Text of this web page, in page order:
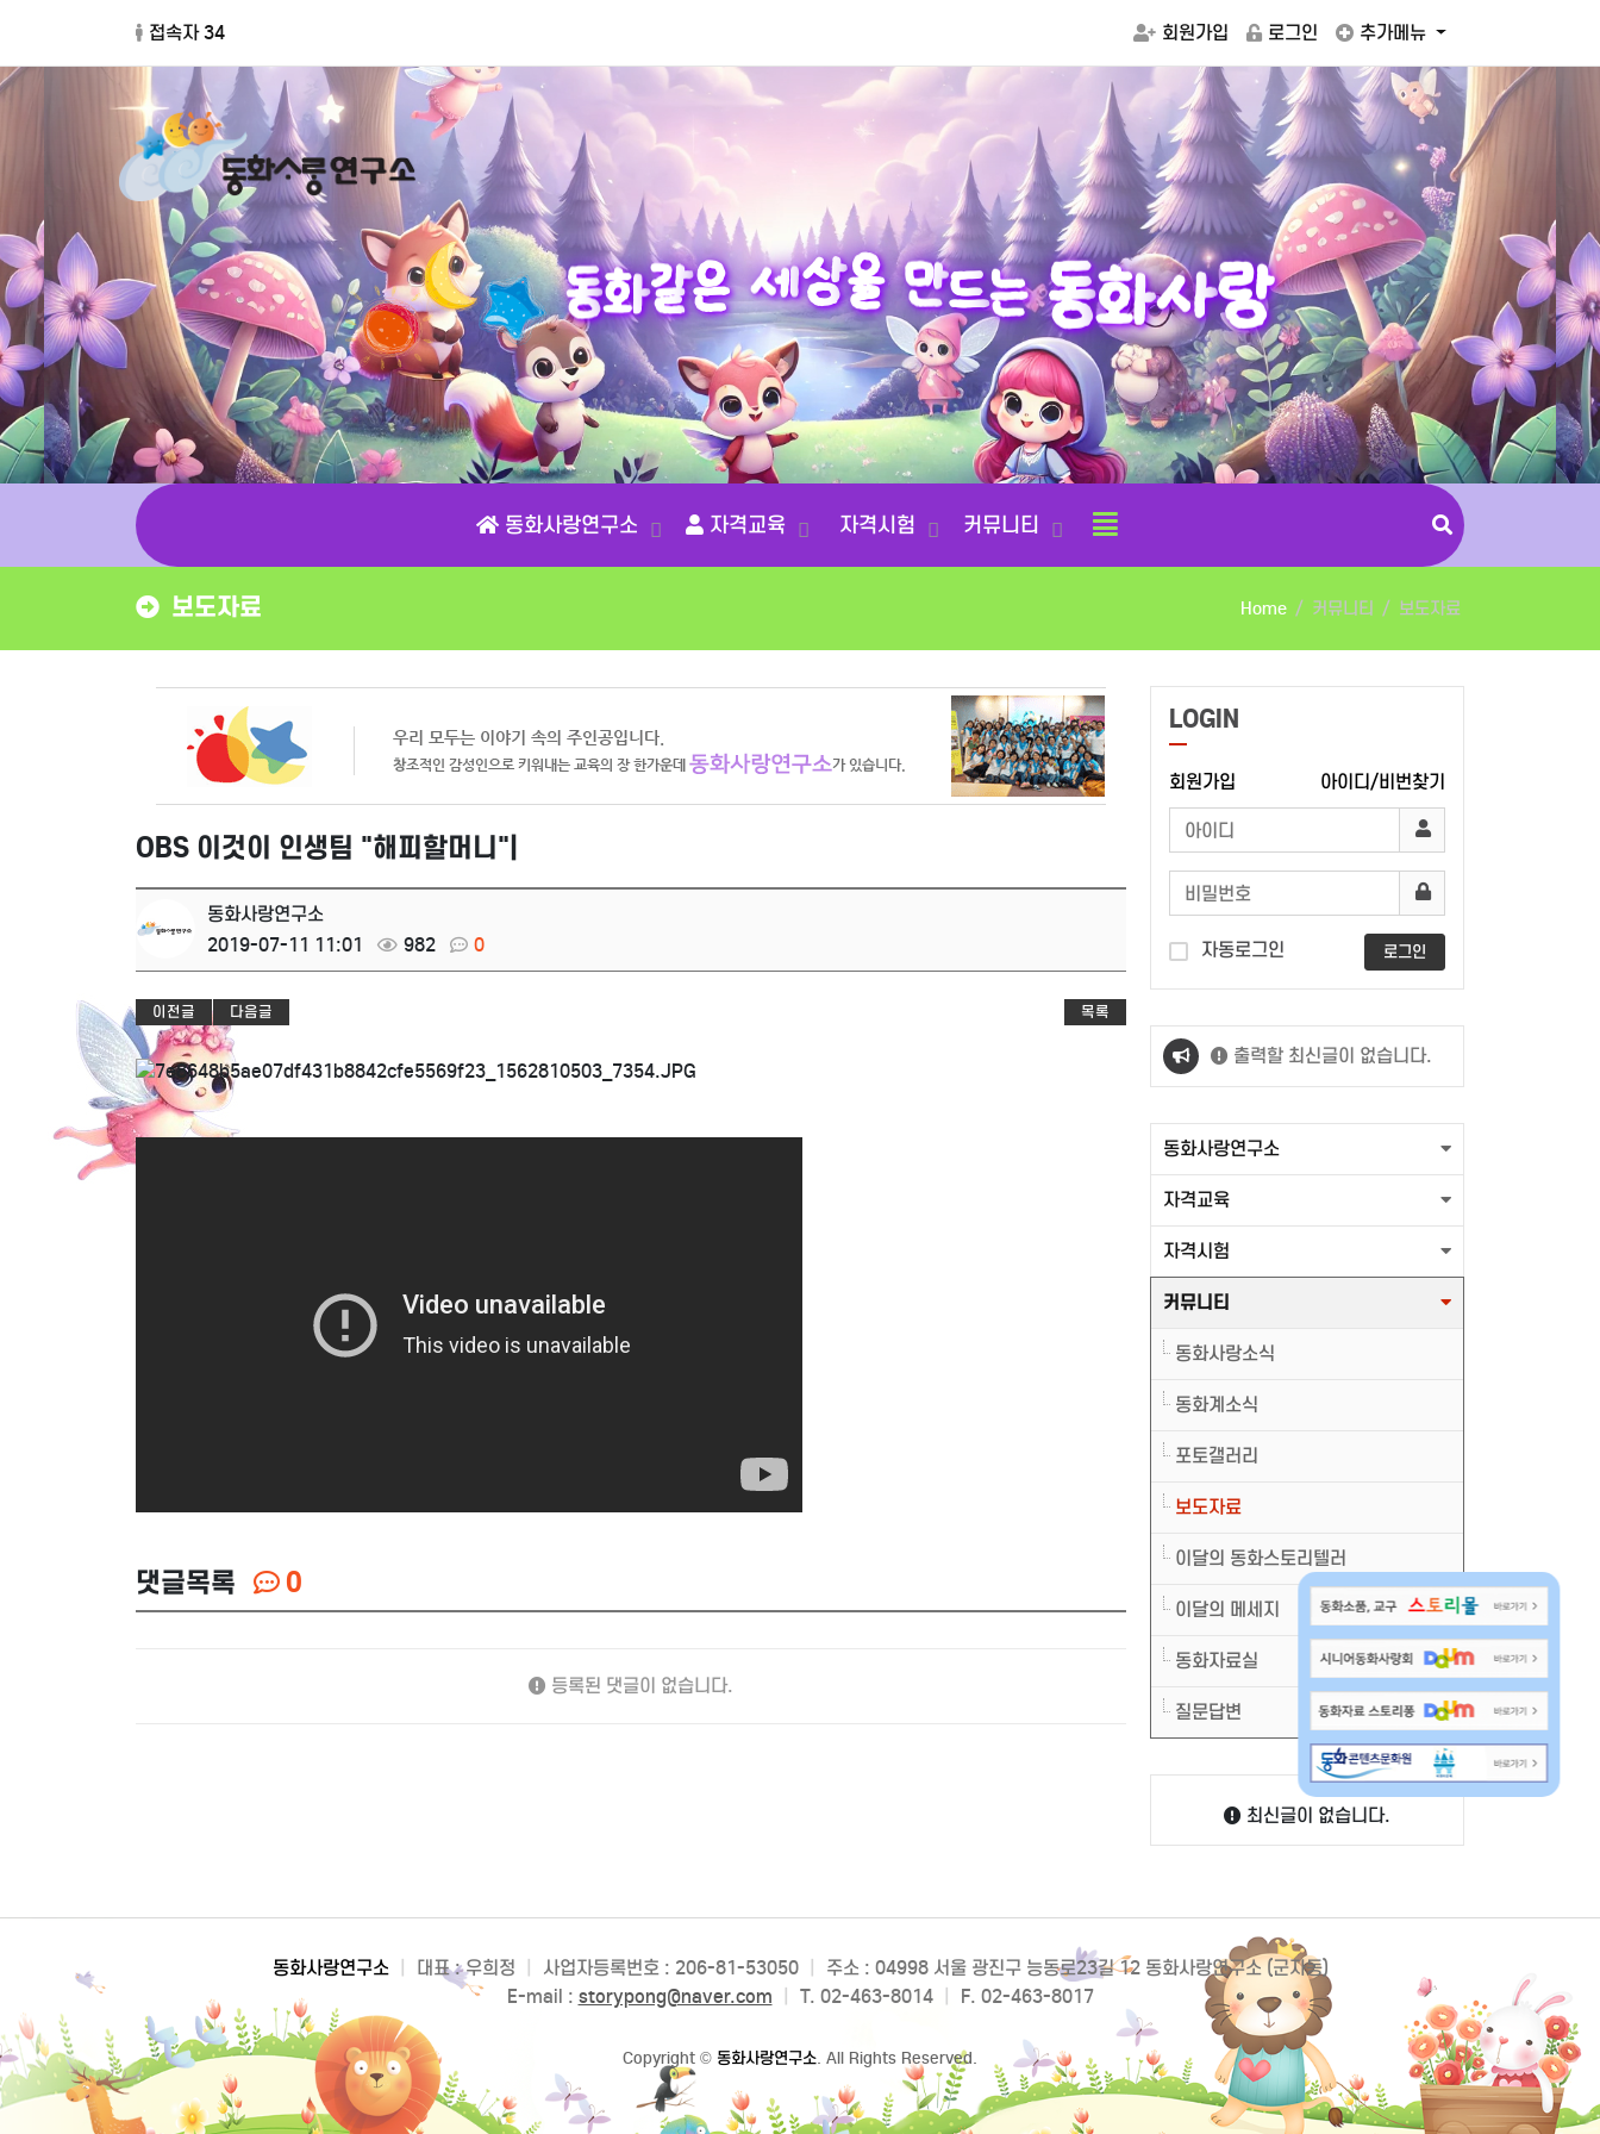
접속자 34 회원가입 로그인 추가메뉴
동화같은 세상을 만드는 동화사랑
동화사랑연구소 자격교육 자격시험 커뮤니티
보도자료 Home 커뮤니티 보도자료
OBS 이것이 인생팀 "해피할머니"|
동화사랑연구소
2019-07-11 11:01
982 0
이전글 다음글 목록
댓글목록 0
등록된 댓글이 없습니다.
LOGIN
회원가입 아이디/비번찾기
자동로그인 로그인
출력할 최신글이 없습니다.
동화사랑연구소
자격교육
자격시험
커뮤니티
동화사랑소식
동화계소식
포토갤러리
보도자료
이달의 동화스토리텔러
이달의 메세지
동화자료실
질문답변
최신글이 없습니다.
동화사랑연구소 대표 : 우희정 사업자등록번호 : 206-81-53050
주소 : 04998 서울 광진구 능동로23길 12 동화사랑연구소 (군자동)
E-mail : storypong@naver.com T. 02-463-8014 F. 02-463-8017
Copyright © 동화사랑연구소. All Rights Reserved.